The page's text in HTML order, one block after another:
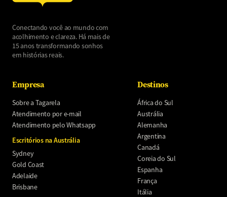
Conectando você ao mundo com
acolhimento e clareza. Há mais de
15 anos transformando sonhos
em histórias reais.
Empresa
Sobre a Tagarela
Atendimento por e-mail
Atendimento pelo Whatsapp
Escritórios na Austrália
Sydney
Gold Coast
Adelaide
Brisbane
Destinos
África do Sul
Austrália
Alemanha
Argentina
Canadá
Coreia do Sul
Espanha
França
Itália